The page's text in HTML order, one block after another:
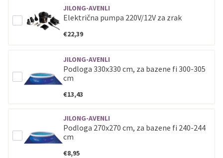
Visa
Maestro
Jednokratno
ECC
JILONG-AVENLI
Električna pumpa 220V/12V za zrak
€22,39
JILONG-AVENLI
Podloga 330x330 cm, za bazene fi 300-305
cm
€13,43
JILONG-AVENLI
Podloga 270x270 cm, za bazene fi 240-244
cm
€8,95